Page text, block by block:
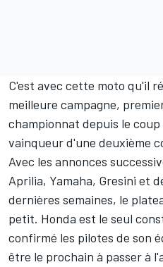
C'est avec cette moto qu'il
meilleure campagne,
championnat depuis le
vainqueur d'une deuxième
Avec les annonces
Aprilia, Yamaha, Gresini et
dernières semaines, le
petit. Honda est le seul
confirmé les pilotes de son
être le prochain à passer à